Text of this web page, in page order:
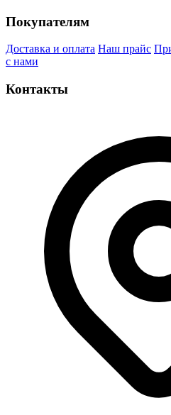
Покупателям
Доставка и оплата Наш прайс
с нами
Контакты